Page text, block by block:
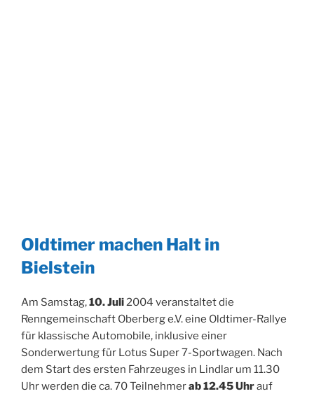
Oldtimer machen Halt in
Bielstein
Am Samstag,10. Juli2004 veranstaltet die
Renngemeinschaft Oberberg e.V. eine Oldtimer-Rallye
für klassische Automobile, inklusive einer
Sonderwertung für Lotus Super 7-Sportwagen. Nach
dem Start des ersten Fahrzeuges in Lindlar um 11.30
Uhr werden die ca. 70 Teilnehmerab 12.45 Uhrauf